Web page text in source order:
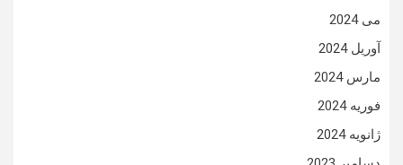
می 2024
آوریل 2024
مارس 2024
فوریه 2024
ژانویه 2024